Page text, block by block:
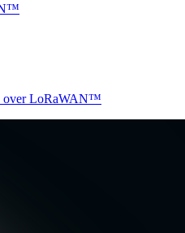
over LoRaWAN™